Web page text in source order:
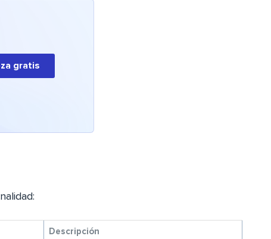
gratis
Descripción